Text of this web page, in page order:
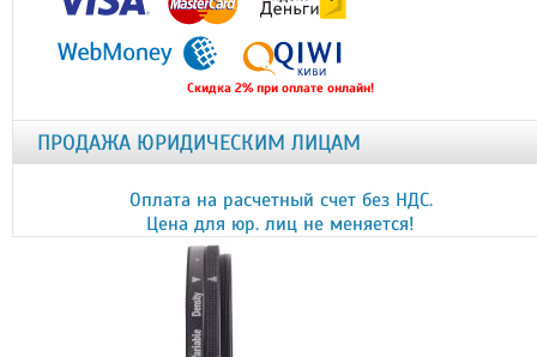
Скидка 2% при оплате онлайн!
ПРОДАЖА ЮРИДИЧЕСКИМ ЛИЦАМ
Оплата на расчетный счет без НДС.
Цена для юр. лиц не меняется!